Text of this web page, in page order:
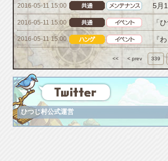
2016-05-11 15:00 5月
2016-05-11 15:00 「
2016-05-11 15:00
<< < prev 339
ひつじ村公式運営